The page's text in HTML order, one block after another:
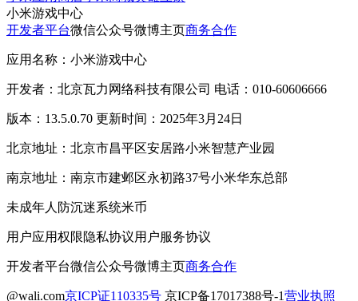
小米游戏中心
开发者平台微信公众号微博主页商务合作
应用名称：小米游戏中心
开发者：北京瓦力网络科技有限公司 电话：010-60606666
版本：13.5.0.70 更新时间：2025年3月24日
北京地址：北京市昌平区安居路小米智慧产业园
南京地址：南京市建邺区永初路37号小米华东总部
未成年人防沉迷系统米币
用户应用权限隐私协议用户服务协议
开发者平台微信公众号微博主页商务合作
@wali.com京ICP证110335号 京ICP备17017388号-1营业执照